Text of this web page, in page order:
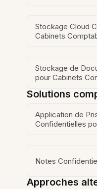
Stockage Cloud
Cabinets
Stockage de
pour Cabinets
Solutions
Application de
Confidentielles
Notes
Approches